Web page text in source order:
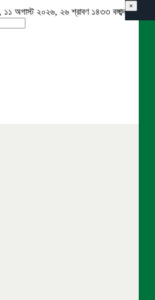
১১ অগাস্ট ২০২৬, ২৬ শ্রাবণ ১৪৩৩ বঙ্গাব্দ
×